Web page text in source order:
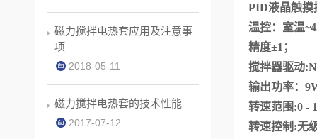
PID液晶触摸
温控：室温
精度±1；
搅拌器驱动
输出功率：
转速范围:0
转速控制:
磁力搅拌电热套应用及注意事
项
2018-05-11
磁力搅拌电热套的技术性能
2017-07-12